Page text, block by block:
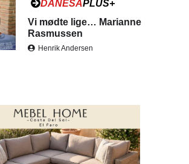
DANESAPLUS+
Vi mødte lige… Marianne
Rasmussen
Henrik Andersen